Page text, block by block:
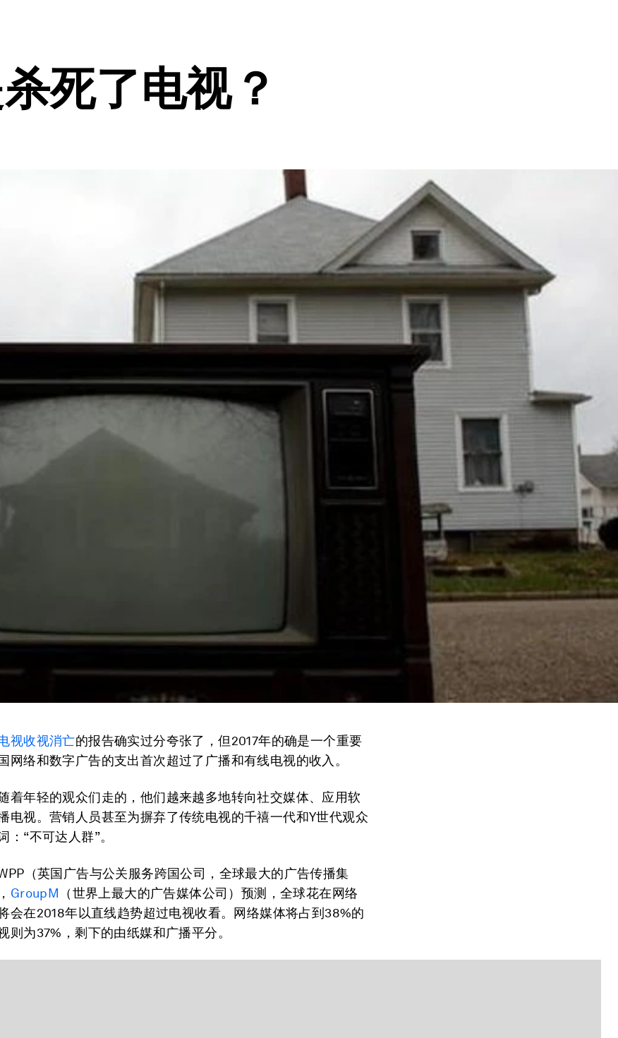
死了电视？
视收视消亡的报告确实过分夸张了，但2017年的确是一个重要
网络和数字广告的支出首次超过了广播和有线电视的收入。
着年轻的观众们走的，他们越来越多地转向社交媒体、应用软
电视。营销人员甚至为摒弃了传统电视的千禧一代和Y世代观众
：“不可达人群”。
（英国广告与公关服务跨国公司，全球最大的广告传播集
GroupM
（世界上最大的广告媒体公司）预测，全球花在网络
会在2018年以直线趋势超过电视收看。网络媒体将占到38%的
则为37%，剩下的由纸媒和广播平分。